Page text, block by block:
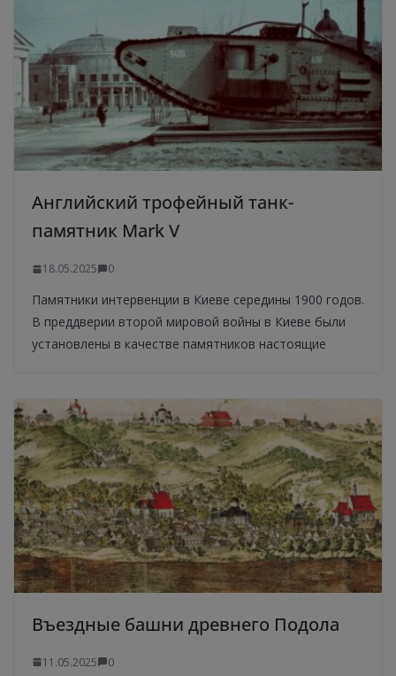
Английский трофейный танк-
памятник Mark V
18.05.2025 0
Памятники интервенции в Киеве середины 1900 годов.
В преддверии второй мировой войны в Киеве были
установлены в качестве памятников настоящие
Въездные башни древнего Подола
11.05.2025 0